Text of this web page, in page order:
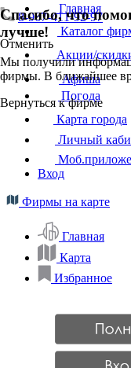
8-967-411-92-97
Отменить
Спасибо, что
лучше!
Мы получили
фирмы. В ближайшее
Вернуться к фирме
Главная
Каталог
Акции/
Афиша
Погода
Карта города
Личный
Вход
Фирмы на карте
Главная
Карта
Избранное